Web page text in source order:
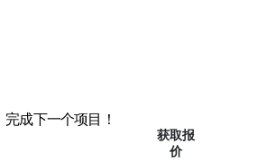
完成下一个项目！
获取报
价